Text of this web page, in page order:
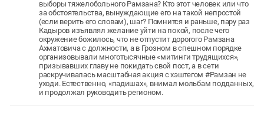
выборы тяжелобольного Рамзана? Кто этот человек или что
за обстоятельства, вынуждающие его на такой непростой
(если верить его словам), шаг? Помнится и раньше, пару раз
Кадыров изъявлял желание уйти на покой, после чего
окружение божилось, что не отпустит дорогого Рамзана
Ахматовича с должности, а в Грозном в спешном порядке
организовывали многотысячные «митинги трудящихся»,
призывавших главу не покидать свой пост, а в сети
раскручивалась масштабная акция с хэштегом #Рамзан не
уходи. Естественно, «падишах», внимал мольбам подданных,
и продолжал руководить регионом.